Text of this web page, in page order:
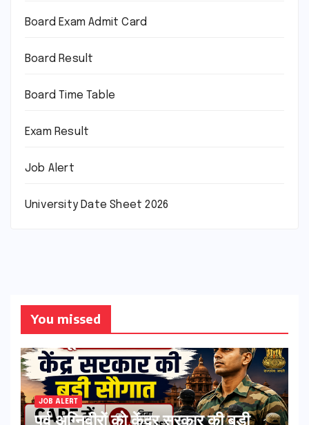
Board Exam Admit Card
Board Result
Board Time Table
Exam Result
Job Alert
University Date Sheet 2026
You missed
JOB ALERT
पूर्व अग्निवीरों को केंद्र सरकार की बड़ी